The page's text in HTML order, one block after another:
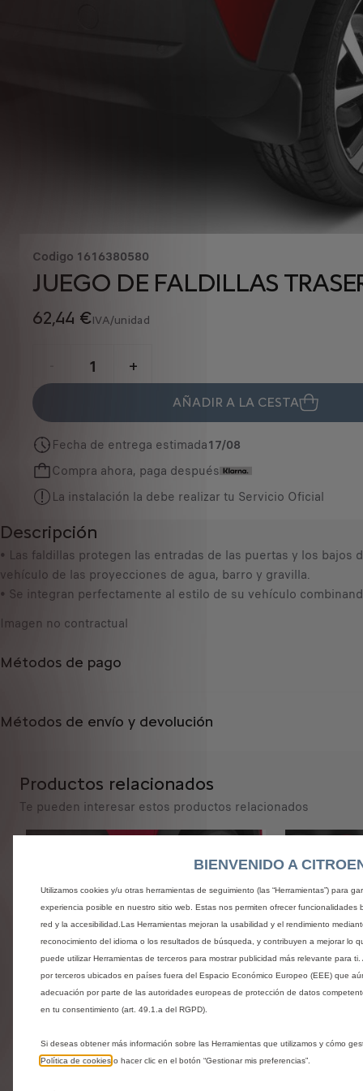
Codigo 1616380580
JUEGO DE FALDILLAS
62,44 €
c
e
i
s
6
2
4
4
€
I
A
u
d
IVA/unidad
+
Q
u
a
n
t
i
y
u
p
d
t
d
:
AÑADIR A LA CESTA
Fecha de entrega estimada17/08
Compra ahora, paga después
La instalación la debe realizar tu Servicio Oficial
Descripción
• Las faldillas protegen las entradas de las puertas y los bajos
vehículo de las proyecciones de agua, barro y gravilla.
• Se integran perfectamente al estilo de su vehículo
Imagen no contractual
Métodos de pago
Métodos de envío y devolución
Productos relacionados
Te pueden interesar estos productos relacionados
Codigo 1616379680
BIENVENIDO A
Utilizamos cookies y/u otras herramientas de seguimiento (las “Herramientas”) para
experiencia posible en nuestro sitio web. Estas nos permiten ofrecer funcionalidades
red y la accesibilidad.Las Herramientas mejoran la usabilidad y el rendimiento
reconocimiento del idioma o los resultados de búsqueda, y contribuyen a mejorar lo
puede utilizar Herramientas de terceros para mostrar publicidad más relevante para
por terceros ubicados en países fuera del Espacio Económico Europeo (EEE) que
adecuación por parte de las autoridades europeas de protección de datos
en tu consentimiento (art. 49.1.a del RGPD).
Si deseas obtener más información sobre las Herramientas que utilizamos y cómo
Política de cookies o hacer clic en el botón “Gestionar mis preferencias”.